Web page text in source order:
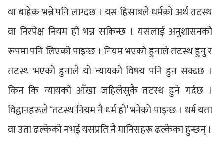
वा बाहेक भन्ने पनि लाग्दछ । यस हिसाबले धर्मको अर्थ तटस्थ
वा निरपेक्ष नियम हो भन्न सकिन्छ । यसलाई अनुशासनको
रूपमा पनि लिएको पाइन्छ । नियम भएको हुनाले तटस्थ हुनु र
तटस्थ भएको हुनाले यो न्यायको विषय पनि हुन सक्दछ ।
किन कि न्यायको आँखा जहिलेसुकै तटस्थ हुने गर्दछ ।
विद्वानहरूले ‘तटस्थ नियम नै धर्म हो’ भनेको पाइन्छ । धर्म यता
वा उता ढल्केको नभई यसप्रति नै मानिसहरू ढल्केका हुन्छन् ।